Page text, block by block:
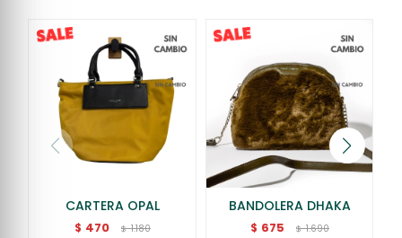
CARTERA OPAL
$ 470 $ 1.180
BANDOLERA DHAKA
$ 675 $ 1.690